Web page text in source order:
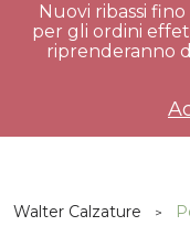
Nuovi ribassi
per gli ordini
riprenderanno
Walter Calzature